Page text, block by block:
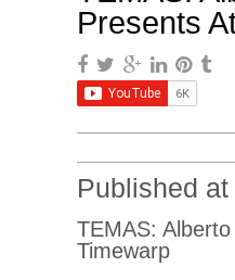
Presents
Published
TEMAS:
Timewarp